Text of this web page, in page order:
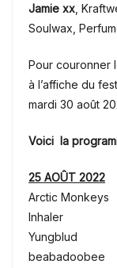
Jamie xx ,
Soulwax,
Pour couronner
à l’affiche du
mardi 30 août
Voici la
25 AOÛT 2022
Arctic Monkeys
Inhaler
Yungblud
beabadoobee